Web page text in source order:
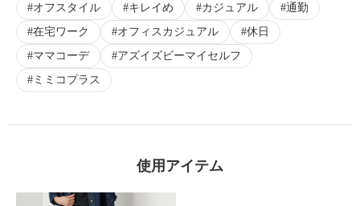
オフスタイル
キレイめ カジュアル
通勤
在宅ワーク
オフィスカジュアル
休日
ママコーデ
アズイズビーマイセルフ
ミミコプラス
使用アイテム